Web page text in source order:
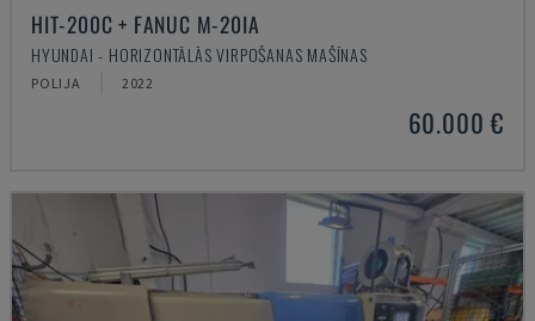
HIT-200C + FANUC M-20IA
HYUNDAI - HORIZONTĀLĀS VIRPOŠANAS MAŠĪNAS
POLIJA 2022
60.000 €